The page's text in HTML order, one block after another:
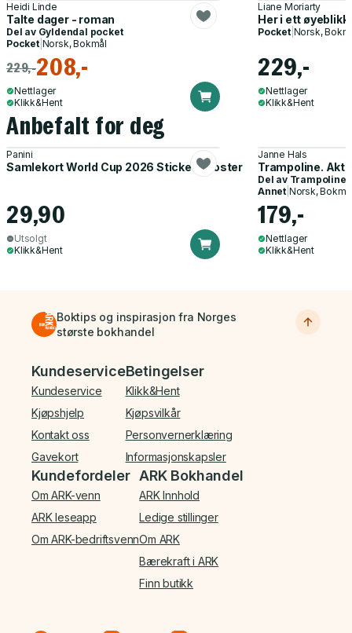
Heidi Linde
Talte dager - roman
Del av Gyldendal pocket
Pocket| Norsk, Bokmål
229,-208,-
Nettlager
Klikk&Hent
Liane Moriarty
Her i ett øyeblikk
Pocket| Norsk,
229,-
Nettlager
Klikk&Hent
Anbefalt for deg
Panini
Samlekort World Cup 2026 Sticker Booster
29,90
Utsolgt
Klikk&Hent
Janne Hals
Trampoline.
Del av Trampoline
Annet| Norsk,
179,-
Nettlager
Klikk&Hent
Boktips og inspirasjon fra Norges
største bokhandel
Bunnmeny
Kundeservice
Kundeservice
Kjøpshjelp
Kontakt oss
Gavekort
Betingelser
Klikk&Hent
Kjøpsvilkår
Personvernerklæring
Informasjonskapsler
Kundefordeler
Om ARK-venn
ARK leseapp
Om ARK-bedriftsvenn
ARK Bokhandel
ARK Innhold
Ledige stillinger
Om ARK
Bærekraft i ARK
Finn butikk